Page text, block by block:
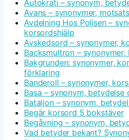
Autokrati – synonym,
Avans – synonymer,
Avdelning Hos Polisen –
korsordshjälp
Avskedsord – synonymer,
Backsmultron –
Bakgrunden: synonymer,
förklaring
Banderoll – synonymer,
Basa – synonym, betydelse
Bataljon – synonym,
Begär korsord 5 bokstäver
Begåvning – synonym,
Vad betyder bekant?